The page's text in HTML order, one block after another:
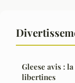
Gleese avis :
libertines